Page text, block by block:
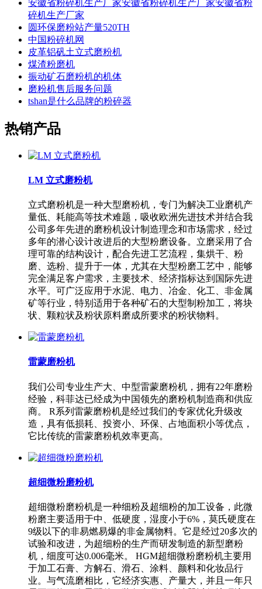
安徽省粉碎机生产厂家安徽省粉碎机生产厂家安徽省粉
碎机生产厂家
圆环保磨粉站产量520TH
中国粉碎机网
皮革铝矾土立式磨粉机
煤渣粉磨机
振动矿石磨粉机的机体
磨粉机售后服务问题
tshan是什么品牌的粉碎器
热销产品
LM 立式磨粉机
立式磨粉机是一种大型磨粉机，专门为解决工业磨机产
量低、耗能高等技术难题，吸收欧洲先进技术并结合我
公司多年先进的磨粉机设计制造理念和市场需求，经过
多年的潜心设计改进后的大型粉磨设备。立磨采用了合
理可靠的结构设计，配合先进工艺流程，集烘干、粉
磨、选粉、提升于一体，尤其在大型粉磨工艺中，能够
完全满足客户需求，主要技术、经济指标达到国际先进
水平。可广泛应用于水泥、电力、冶金、化工、非金属
矿等行业，特别适用于各种矿石的大型制粉加工，将块
状、颗粒状及粉状原料磨成所要求的粉状物料。
雷蒙磨粉机
我们公司专业生产大、中型雷蒙磨粉机，拥有22年磨粉
经验，科菲达已经成为中国领先的磨粉机制造商和供应
商。 R系列雷蒙磨粉机是经过我们的专家优化升级改
造，具有低损耗、投资小、环保、占地面积小等优点，
它比传统的雷蒙磨粉机效率更高。
超细微粉磨粉机
超细微粉磨粉机是一种细粉及超细粉的加工设备，此微
粉磨主要适用于中、低硬度，湿度小于6%，莫氏硬度在
9级以下的非易燃易爆的非金属物料。它是经过20多次的
试验和改进，为超细粉的生产而研发制造的新型磨粉
机，细度可达0.006毫米。 HGM超细微粉磨粉机主要用
于加工石膏、方解石、滑石、涂料、颜料和化妆品行
业。与气流磨相比，它经济实惠、产量大，并且一年只